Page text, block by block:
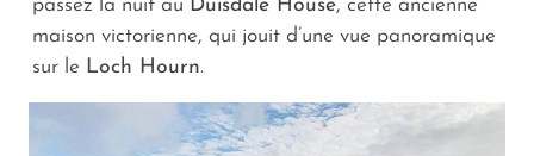
passez la nuit au Duisdale House, cette ancienne
maison victorienne, qui jouit d’une vue panoramique
sur le Loch Hourn.